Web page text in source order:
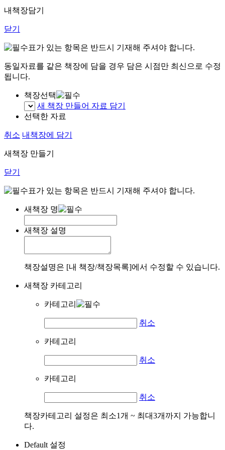
내책장담기
닫기
표가 있는 항목은 반드시 기재해 주셔야 합니다.
동일자료를 같은 책장에 담을 경우 담은 시점만 최신으로 수정
됩니다.
책장선택
새 책장 만들어 자료 담기
선택한 자료
취소 내책장에 담기
새책장 만들기
닫기
표가 있는 항목은 반드시 기재해 주셔야 합니다.
새책장 명
새책장 설명
책장설명은 [내 책장/책장목록]에서 수정할 수 있습니다.
새책장 카테고리
카테고리
취소
카테고리
취소
카테고리
취소
책장카테고리 설정은 최소1개 ~ 최대3개까지 가능합니
다.
Default 설정